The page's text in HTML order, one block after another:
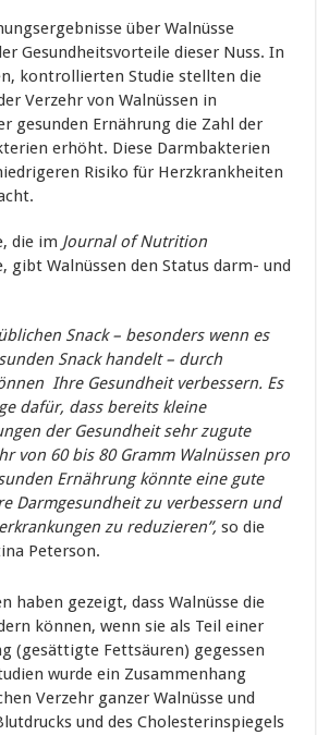
über Walnüsse
Gesundheitsvorteile dieser Nuss. In
kontrollierten Studie stellten die
Verzehr von Walnüssen in
gesunden Ernährung die Zahl der
erhöht. Diese Darmbakterien
Risiko für Herzkrankheiten
die im Journal of Nutrition
gibt Walnüssen den Status darm- und
Snack – besonders wenn es
Snack handelt – durch
Ihre Gesundheit verbessern. Es
dafür, dass bereits kleine
der Gesundheit sehr zugute
von 60 bis 80 Gramm Walnüssen pro
Ernährung könnte eine gute
Darmgesundheit zu verbessern und
zu reduzieren”, so die
Peterson.
haben gezeigt, dass Walnüsse die
können, wenn sie als Teil einer
(gesättigte Fettsäuren) gegessen
wurde ein Zusammenhang
Verzehr ganzer Walnüsse und
und des Cholesterinspiegels